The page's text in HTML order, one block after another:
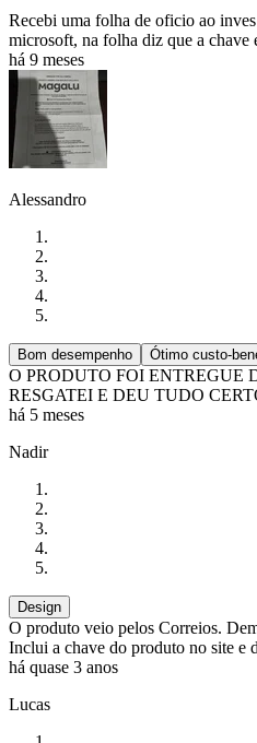
Recebi uma folha de oficio ao
microsoft, na folha diz que a chave
há 9 meses
Alessandro
Bom desempenho Ótimo custo-
O PRODUTO FOI ENTREGUE
RESGATEI E DEU TUDO
há 5 meses
Nadir
Design
O produto veio pelos Correios.
Inclui a chave do produto no site e
há quase 3 anos
Lucas